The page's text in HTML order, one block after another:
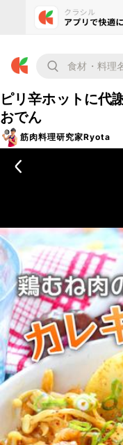
ピリ辛ホットに代
おでん
筋肉料理研究家Ryota